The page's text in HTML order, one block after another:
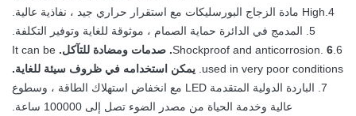
4.High مادة الزجاج البورسليكات مع استقرار حراري جيد ، نفاذية عالية.
5. المدمج في الدائرة حماية الصمام ، موثوقة للغاية وتوفير التكلفة.
6.Shockproof and anticorrosion. 6. صدمات ومضادة للتآكل.
It can be
used in very poor conditions. يمكن استخدامه في ظروف سيئة للغاية.
7. الباردة الدولية المتقدمة LED مع انخفاض استهلاك الطاقة ، وسطوع
عالية وخدمة الحياة من مصدر الضوء تصل إلى 100000 ساعة.